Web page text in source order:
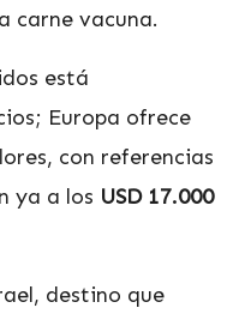
carne vacuna.
está
Europa ofrece
con referencias
ya a los USD 17.000
destino que